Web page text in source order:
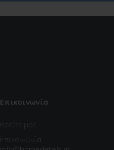
Επικοινωνία
Βρείτε μας
Επικοινωνία